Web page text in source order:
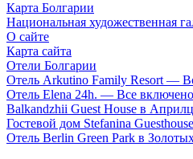
Карта Болгарии
Национальная художественная
О сайте
Карта сайта
Отели Болгарии
Отель Arkutino Family Resort —
Отель Elena 24h. — Все
Balkandzhii Guest House в
Гостевой дом Stefanina
Отель Berlin Green Park в